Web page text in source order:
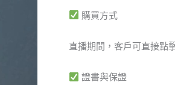
購買方式
直播期間，客戶可直接點
證書與保證
翡
吊
量